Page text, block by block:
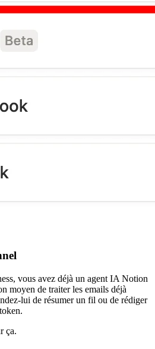
vous avez déjà un agent IA Notion
moyen de traiter les emails déjà
lui de résumer un fil ou de rédiger
ça.